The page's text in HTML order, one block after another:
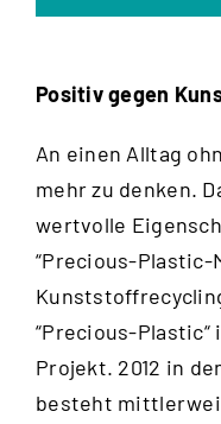
Positiv gegen
An einen Alltag
mehr zu denken.
wertvolle
“Precious-Plastic-
“Precious-
Projekt. 2012 in
besteht